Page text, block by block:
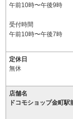
午前10時〜午後9時
受付時間
午前10時〜午後7時
定休日
無休
店舗名
ドコモショップ金町駅